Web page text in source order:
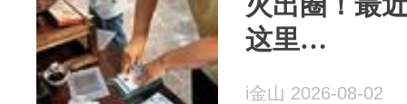
这里…
i金山 2026-08-02